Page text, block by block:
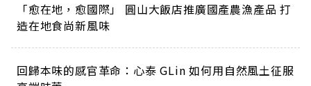
「愈在地，愈國際」 圓山大飯店推廣國產農漁產品 打
造在地食尚新風味
回歸本味的感官革命：心泰 GLin 如何用自然風土征服